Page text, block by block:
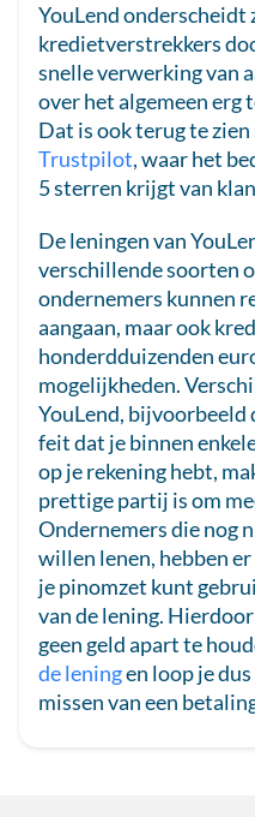
YouLend onderscheidt
kredietverstrekkers
snelle verwerking van
over het algemeen erg
Dat is ook terug te zien
Trustpilot, waar het
5 sterren krijgt van
De leningen van
verschillende soorten
ondernemers kunnen
aangaan, maar ook
honderdduizenden
mogelijkheden.
YouLend, bijvoorbeeld
feit dat je binnen
op je rekening hebt,
prettige partij is om
Ondernemers die nog
willen lenen, hebben
je pinomzet kunt
van de lening.
geen geld apart te
de leningen loop je
missen van een